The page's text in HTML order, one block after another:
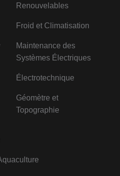
Renouvelables
Froid et Climatisation
Maintenance des
Systèmes Électriques
Électrotechnique
Géomètre et
Topographie